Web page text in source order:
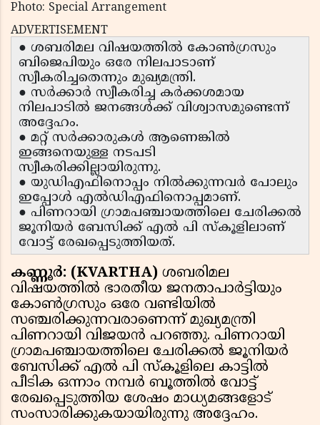
Photo: Special Arrangement
ADVERTISEMENT
● ശബരിമല വിഷയത്തിൽ കോൺഗ്രസും
ബിജെപിയും ഒരേ നിലപാടാണ്
സ്വീകരിച്ചതെന്നും മുഖ്യമന്ത്രി.
● സർക്കാർ സ്വീകരിച്ച കർക്കശമായ
നിലപാടിൽ ജനങ്ങൾക്ക് വിശ്വാസമുണ്ടെന്ന്
അദ്ദേഹം.
● മറ്റ് സർക്കാരുകൾ ആണെങ്കിൽ
ഇങ്ങനെയുള്ള നടപടി
സ്വീകരിക്കില്ലായിരുന്നു.
● യുഡിഎഫിനൊപ്പം നിൽക്കുന്നവർ പോലും
ഇപ്പോൾ എൽഡിഎഫിനൊപ്പമാണ്.
● പിണറായി ഗ്രാമപഞ്ചായത്തിലെ ചേരിക്കൽ
ജൂനിയർ ബേസിക്ക് എൽ പി സ്കൂളിലാണ്
വോട്ട് രേഖപ്പെടുത്തിയത്.
കണ്ണൂർ: (KVARTHA) ശബരിമല
വിഷയത്തിൽ ഭാരതീയ ജനതാപാർട്ടിയും
കോൺഗ്രസും ഒരേ വണ്ടിയിൽ
സഞ്ചരിക്കുന്നവരാണെന്ന് മുഖ്യമന്ത്രി
പിണറായി വിജയൻ പറഞ്ഞു. പിണറായി
ഗ്രാമപഞ്ചായത്തിലെ ചേരിക്കൽ ജൂനിയർ
ബേസിക്ക് എൽ പി സ്കൂളിലെ കാട്ടിൽ
പീടിക ഒന്നാം നമ്പർ ബൂത്തിൽ വോട്ട്
രേഖപ്പെടുത്തിയ ശേഷം മാധ്യമങ്ങളോട്
സംസാരിക്കുകയായിരുന്നു അദ്ദേഹം.